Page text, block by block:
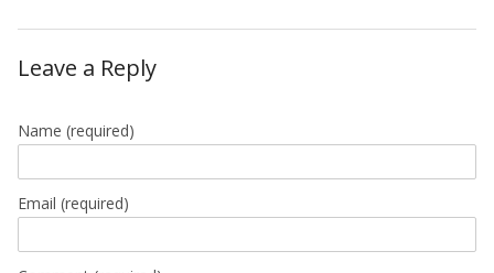
Leave a Reply
Name (required)
Email (required)